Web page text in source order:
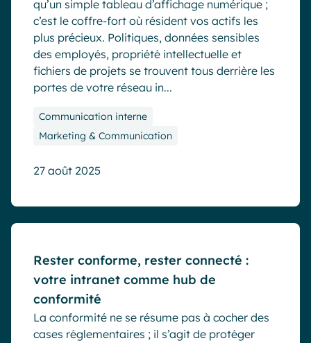
qu’un simple tableau d’affichage numérique ;
c’est le coffre-fort où résident vos actifs les
plus précieux. Politiques, données sensibles
des employés, propriété intellectuelle et
fichiers de projets se trouvent tous derrière les
portes de votre réseau in...
Communication interne
Marketing & Communication
27 août 2025
Rester conforme, rester connecté :
votre intranet comme hub de
conformité
La conformité ne se résume pas à cocher des
cases réglementaires ; il s’agit de protéger